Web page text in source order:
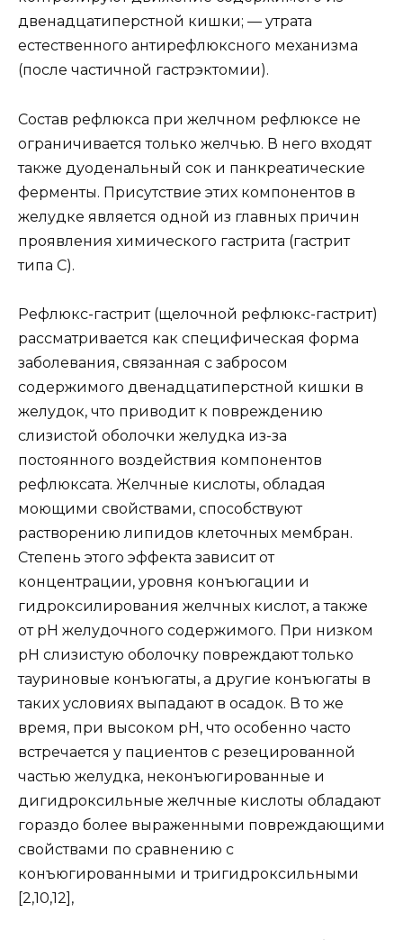
двенадцатиперстной кишки; — утрата
естественного антирефлюксного механизма
(после частичной гастрэктомии).
Состав рефлюкса при желчном рефлюксе не
ограничивается только желчью. В него входят
также дуоденальный сок и панкреатические
ферменты. Присутствие этих компонентов в
желудке является одной из главных причин
проявления химического гастрита (гастрит
типа С).
Рефлюкс-гастрит (щелочной рефлюкс-гастрит)
рассматривается как специфическая форма
заболевания, связанная с забросом
содержимого двенадцатиперстной кишки в
желудок, что приводит к повреждению
слизистой оболочки желудка из-за
постоянного воздействия компонентов
рефлюксата. Желчные кислоты, обладая
моющими свойствами, способствуют
растворению липидов клеточных мембран.
Степень этого эффекта зависит от
концентрации, уровня конъюгации и
гидроксилирования желчных кислот, а также
от рН желудочного содержимого. При низком
рН слизистую оболочку повреждают только
тауриновые конъюгаты, а другие конъюгаты в
таких условиях выпадают в осадок. В то же
время, при высоком рН, что особенно часто
встречается у пациентов с резецированной
частью желудка, неконъюгированные и
дигидроксильные желчные кислоты обладают
гораздо более выраженными повреждающими
свойствами по сравнению с
конъюгированными и тригидроксильными
[2,10,12],